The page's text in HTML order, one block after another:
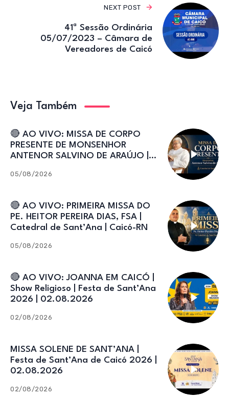
NEXT POST
41ª Sessão Ordinária
05/07/2023 – Câmara de
Vereadores de Caicó
Veja Também
🔴 AO VIVO: MISSA DE CORPO
PRESENTE DE MONSENHOR
ANTENOR SALVINO DE ARAÚJO |
05/08/2026
🔴 AO VIVO: PRIMEIRA MISSA DO
PE. HEITOR PEREIRA DIAS, FSA |
Catedral de Sant’Ana | Caicó-RN
05/08/2026
🔴 AO VIVO: JOANNA EM CAICÓ |
Show Religioso | Festa de Sant’Ana
2026 | 02.08.2026
02/08/2026
MISSA SOLENE DE SANT’ANA |
Festa de Sant’Ana de Caicó 2026 |
02.08.2026
02/08/2026